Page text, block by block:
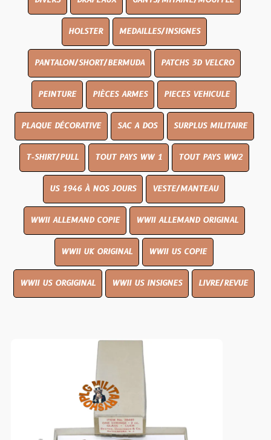
HOLSTER MEDAILLES/INSIGNES
PANTALON/SHORT/BERMUDA PATCHS 3D VELCRO
PEINTURE PIÈCES ARMES PIECES VEHICULE
PLAQUE DÉCORATIVE SAC A DOS SURPLUS MILITAIRE
T-SHIRT/PULL TOUT PAYS WW 1 TOUT PAYS WW2
US 1946 À NOS JOURS VESTE/MANTEAU
WWII ALLEMAND COPIE WWII ALLEMAND ORIGINAL
WWII UK ORIGINAL WWII US COPIE
WWII US ORGIGINAL WWII US INSIGNES LIVRE/REVUE